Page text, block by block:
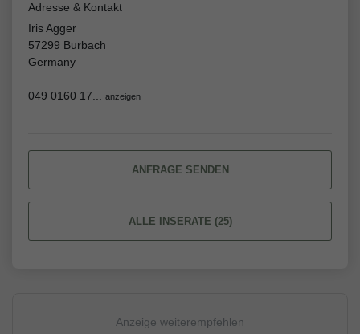
Adresse & Kontakt
Iris Agger
57299 Burbach
Germany
049 0160 17... anzeigen
ANFRAGE SENDEN
ALLE INSERATE (25)
Anzeige weiterempfehlen